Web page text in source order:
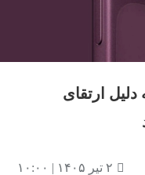
آیفون ۱۸ پرو به دلیل ارتقای
۲ تیر ۱۴۰۵ | ۱۰:۰۰